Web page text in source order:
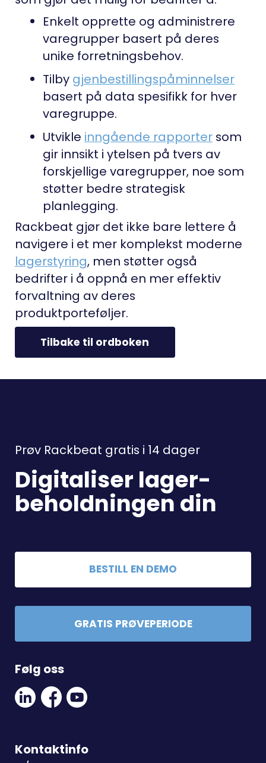
Enkelt opprette og administrere
varegrupper basert på deres
unike forretningsbehov.
Tilby gjenbestillingspåminnelser
basert på data spesifikk for hver
varegruppe.
Utvikle inngående rapportersom
gir innsikt i ytelsen på tvers av
forskjellige varegrupper, noe som
støtter bedre strategisk
planlegging.
Rackbeat gjør det ikke bare lettere å
navigere i et mer komplekst moderne
lagerstyring, men støtter også
bedrifter i å oppnå en mer effektiv
forvaltning av deres
produktporteføljer.
Tilbake til ordboken
Prøv Rackbeat gratis i 14 dager
Digitaliser lager-
beholdningen din
BESTILL EN DEMO
GRATIS PRØVEPERIODE
Følg oss
Linkedin
Social
Link
Facebook
Social
Link
Youtube
Link
Kontaktinfo